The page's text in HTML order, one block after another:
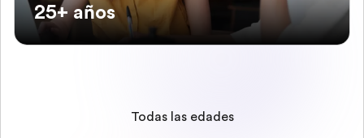
25+ años
Todas las edades